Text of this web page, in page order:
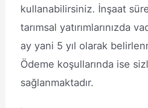
kullanabilirsiniz. İnşaat
tarımsal yatırımlarınızda
ay yani 5 yıl olarak
Ödeme koşullarında ise
sağlanmaktadır.